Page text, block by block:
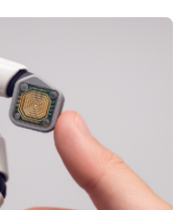
Die
Begleitung
Das Ziel ist
der Person
Personen unterstützt
schlägt. „Die Idee